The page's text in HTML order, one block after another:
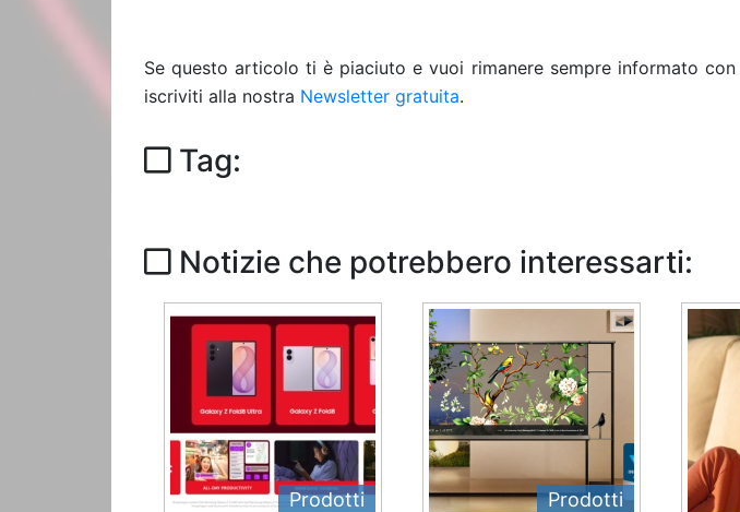
Se questo articolo ti è piaciuto e vuoi rimanere sempre informato
iscriviti alla nostra Newsletter gratuita.
Tag:
Notizie che potrebbero interessarti:
Prodotti Prodotti